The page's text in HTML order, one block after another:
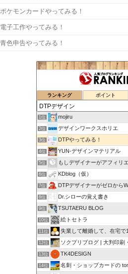
ポケモンカードやってみる！
電子工作やってみる！
青色申告やってみる！
ランキング ポイント
1位 mojiru
2位 デザインワークスホリエ
3位 DTPやってみる！
4位 YUN-デザインマテリアル
5位 もしデザイナーがアフィリ
6位 KDblog（仮）
7位 DTPデザイナーがゼロから
8位 Dr.シローの覚え書き
9位 TSUTAERU BLOG
10位 絵トセトラ
11位 失業して離婚して、在宅で
12位 ソクプリブログ | 大判印刷
13位 TK4DESIGN
14位
名刺・ショップカードの